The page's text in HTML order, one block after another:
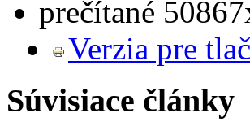
prečítané
Verzia pre tlač
Súvisiace články